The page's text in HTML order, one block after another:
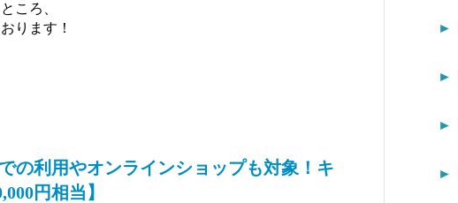
ころ、
ります！
の利用やオンラインショップも対象！キ
円相当】
►
►
►
►